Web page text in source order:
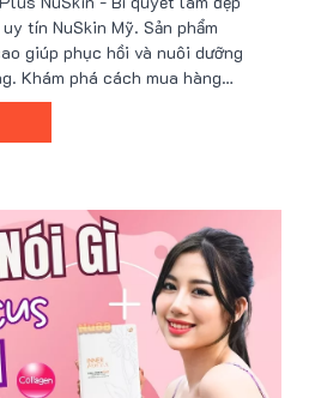
tín NuSkin Mỹ. Sản phẩm
giúp phục hồi và nuôi dưỡng
Khám phá cách mua hàng
đãi hấp dẫn. Đón đọc đánh
của Inner Focus Collagen Plus